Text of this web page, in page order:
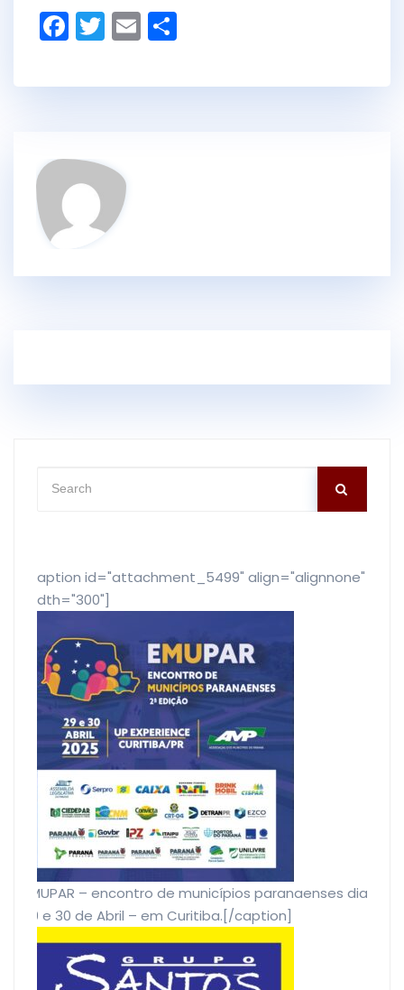
F
a
c
o
o
k
T
w
itt
E
m
ai ar
[caption id="attachment_5499" align="alignnone"
width="300"]
EMUPAR – encontro de municípios paranaenses dias
29 e 30 de Abril – em Curitiba.[/caption]